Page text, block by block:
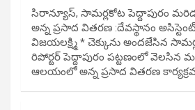
సిరాన్యూస్, సామర్లకోట పెద్దాపురం
అన్న ప్రసాద వితరణ :దేవస్థానం
విజయలక్ష్మి * చెక్కును అందజేసిన
రిపోర్టర్ పెద్దాపురం పట్టణంలో వెలసిన
ఆలయంలో అన్న ప్రసాద వితరణ